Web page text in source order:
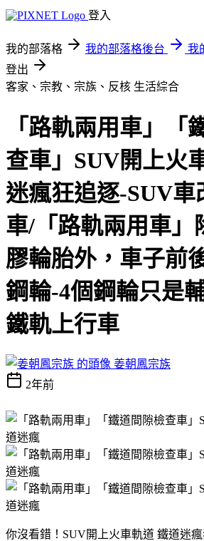
登入
我的部落格 我的部落格後台
我
登出
客家、宗教、宗族、反核 生活綜合
「路軌兩用車」「
查車」SUV開上火
迷瘋狂追逐-SUV車
車/「路軌兩用車」
膠輪胎外，車子前
鋼輪-4個鋼輪只是
鐵軌上行車
姜朝鳳宗族
2年前
你沒看錯！SUV開上火車軌道 鐵道迷